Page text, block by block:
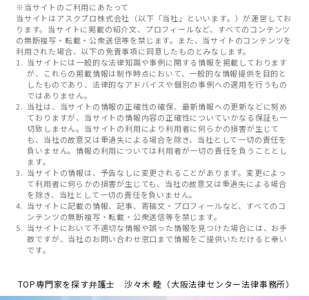
※当サイトのご利用にあたって
当サイトはアスクプロ株式会社（以下「当社」といいます。）が運営してお
ります。当サイトに掲載の紹介文、プロフィールなど、すべてのコンテンツ
の無断複写・転載・公衆送信等を禁じます。また、当サイトのコンテンツを
利用された場合、以下の免責事項に同意したものとみなします。
当サイトには一般的な法律知識や事例に関する情報を掲載しております
が、これらの掲載情報は制作時点において、一般的な情報提供を目的と
したものであり、法律的なアドバイスや個別の事例への適用を行うもの
ではありません。
当社は、当サイトの情報の正確性の確保、最新情報への更新などに努め
ておりますが、当サイトの情報内容の正確性についていかなる保証も一
切致しません。当サイトの利用により利用者に何らかの損害が生じて
も、当社の故意又は重過失による場合を除き、当社として一切の責任を
負いません。情報の利用については利用者が一切の責任を負うこととし
ます。
当サイトの情報は、予告なしに変更されることがあります。変更によっ
て利用者に何らかの損害が生じても、当社の故意又は重過失による場合
を除き、当社として一切の責任を負いません。
当サイトに記載の情報、記事、寄稿文・プロフィールなど、すべてのコ
ンテンツの無断複写・転載・公衆送信等を禁じます。
当サイトにおいて不適切な情報や誤った情報を見つけた場合には、お手
数ですが、当社のお問い合わせ窓口まで情報をご提供いただけると幸い
です。
TOP専門家を探す弁護士 沙々木 睦（大阪法律センター法律事務所）